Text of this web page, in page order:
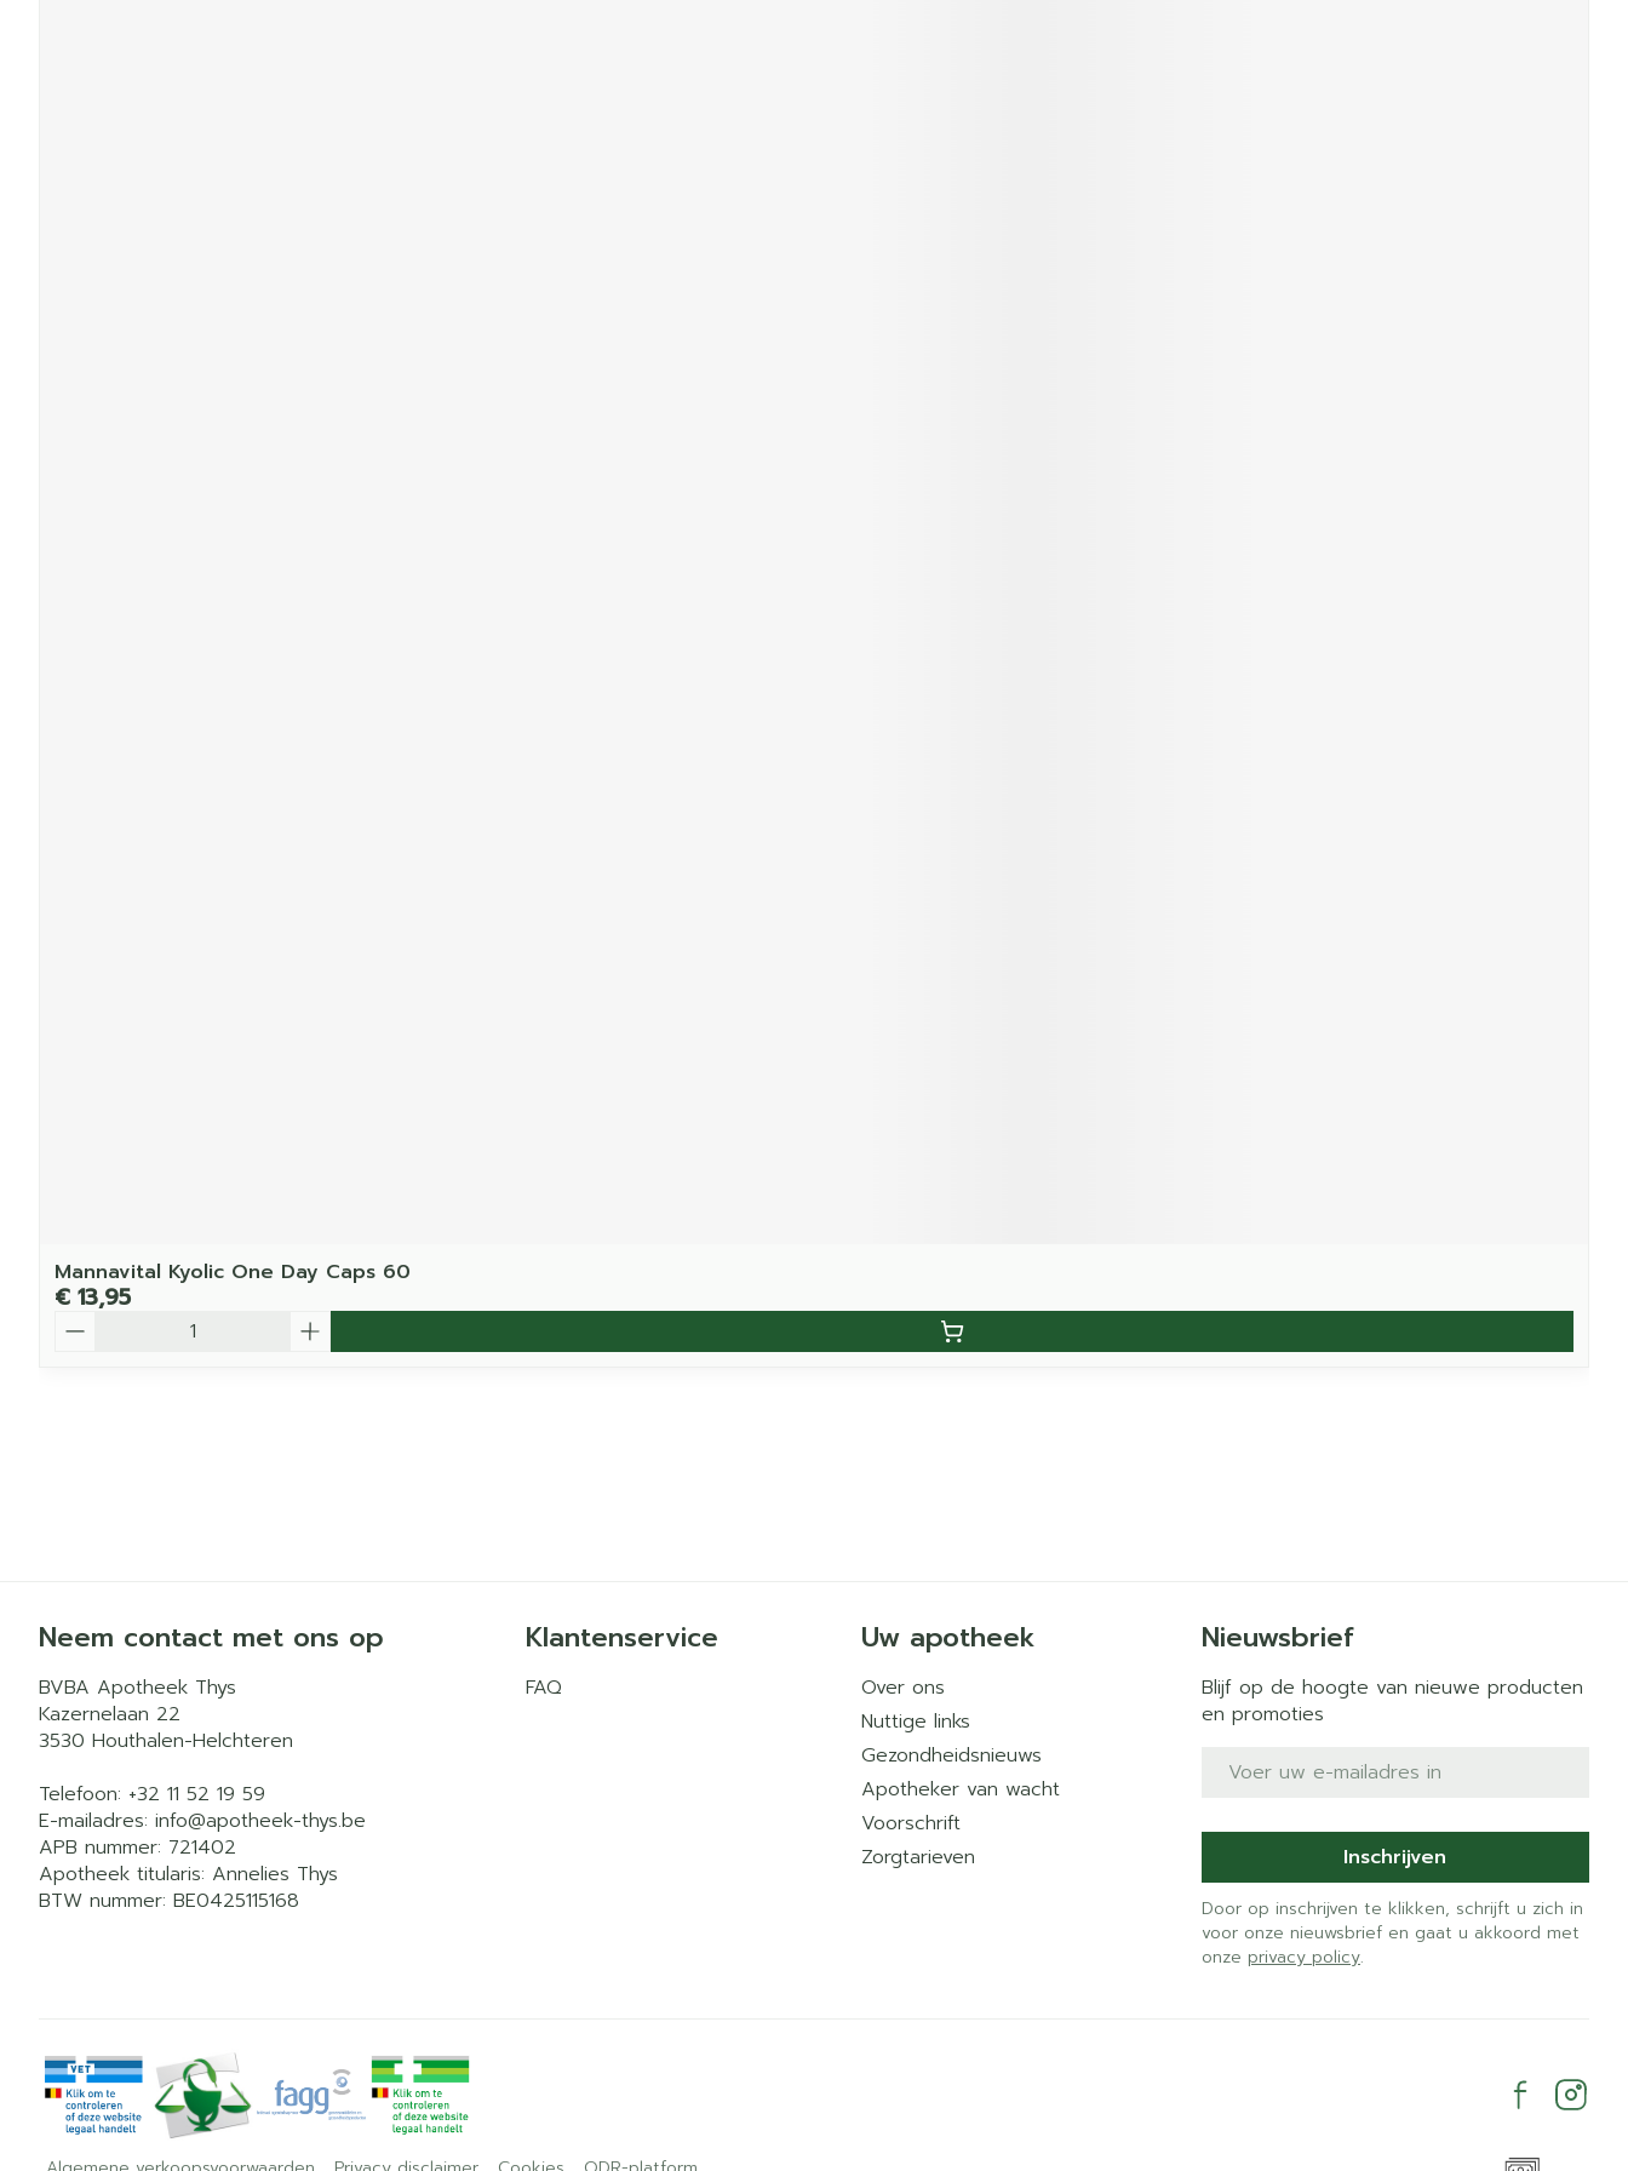
Mannavital Kyolic One Day Caps 60
€ 13,95
Neem contact met ons op
BVBA Apotheek Thys
Kazernelaan 22
3530 Houthalen-Helchteren
Telefoon: +32 11 52 19 59
E-mailadres: info@apotheek-thys.be
APB nummer: 721402
Apotheek titularis: Annelies Thys
BTW nummer: BE0425115168
Klantenservice
FAQ
Uw apotheek
Over ons
Nuttige links
Gezondheidsnieuws
Apotheker van wacht
Voorschrift
Zorgtarieven
Nieuwsbrief
Blijf op de hoogte van nieuwe producten
en promoties
E-mail adres
Inschrijven
Door op inschrijven te klikken, schrijft u zich in
voor onze nieuwsbrief en gaat u akkoord met
onze privacy policy.